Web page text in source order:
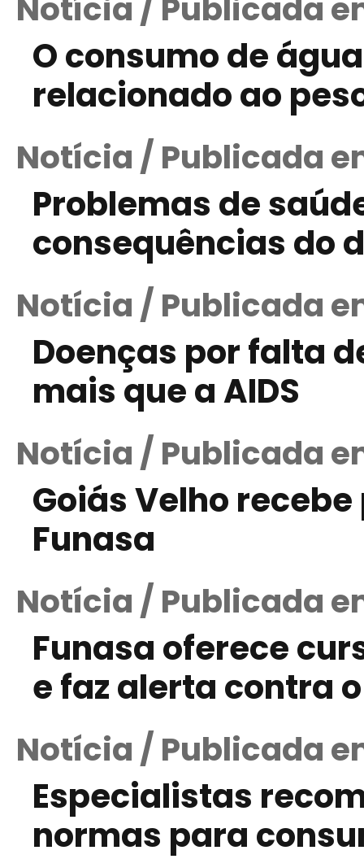
Notícia / Publicada
O consumo de
relacionado ao
Notícia / Publicada
Problemas de
consequências do
Notícia / Publicada
Doenças por falta
mais que a AIDS
Notícia / Publicada
Goiás Velho
Funasa
Notícia / Publicada
Funasa oferece
e faz alerta contra
Notícia / Publicada
Especialistas
normas para